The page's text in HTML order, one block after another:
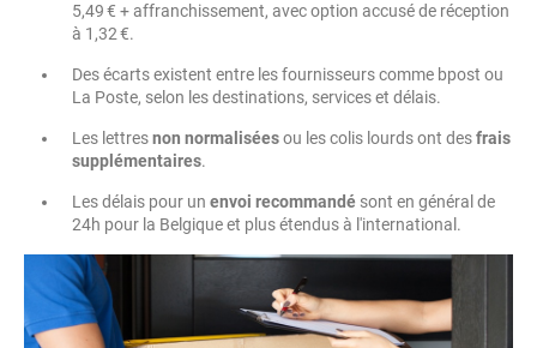
5,49 € + affranchissement, avec option accusé de réception
à 1,32 €.
Des écarts existent entre les fournisseurs comme bpost ou
La Poste, selon les destinations, services et délais.
Les lettresnon normaliséesou les colis lourds ont desfrais
supplémentaires.
Les délais pour un envoi recommandé sont en général de
24h pour la Belgique et plus étendus à l'international.